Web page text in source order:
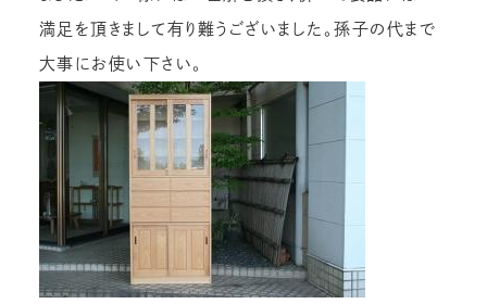
満足を頂きまして有り難うございました。孫子の代まで
大事にお使い下さい。